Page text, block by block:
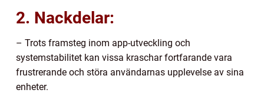
2. Nackdelar:
– Trots framsteg inom app-utveckling och
systemstabilitet kan vissa kraschar fortfarande vara
frustrerande och störa användarnas upplevelse av sina
enheter.